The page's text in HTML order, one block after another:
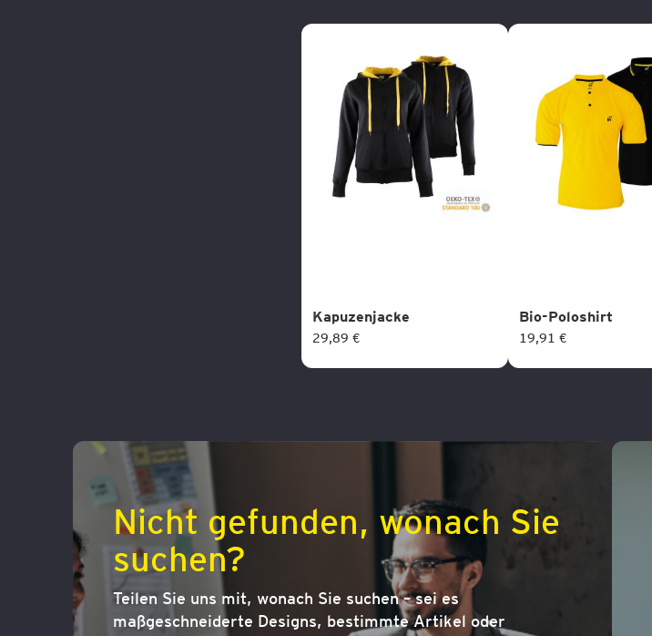
Kapuzenjacke
29,89 €
Bio-Poloshirt
19,91 €
Nicht gefunden, wonach Sie
suchen?
Teilen Sie uns mit, wonach Sie suchen – sei es
maßgeschneiderte Designs, bestimmte Artikel oder